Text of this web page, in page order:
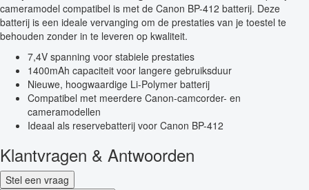
cameramodel compatibel is met de Canon BP-412 batterij. Deze
batterij is een ideale vervanging om de prestaties van je toestel te
behouden zonder in te leveren op kwaliteit.
7,4V spanning voor stabiele prestaties
1400mAh capaciteit voor langere gebruiksduur
Nieuwe, hoogwaardige Li-Polymer batterij
Compatibel met meerdere Canon-camcorder- en
cameramodellen
Ideaal als reservebatterij voor Canon BP-412
Klantvragen & Antwoorden
Stel een vraag